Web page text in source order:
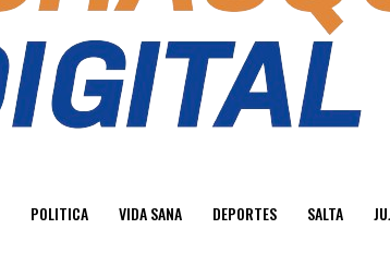
POLITICA VIDA SANA DEPORTES SALTA